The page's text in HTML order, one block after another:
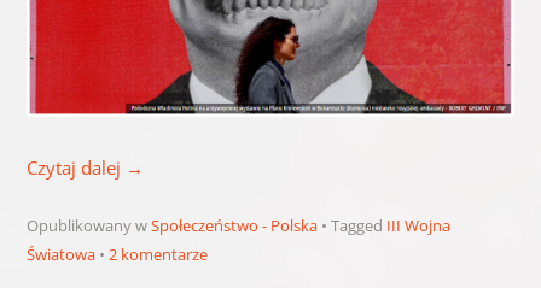
Czytaj dalej →
Opublikowany wSpołeczeństwo - Polska Tagged III Wojna
Światowa
2 komentarze